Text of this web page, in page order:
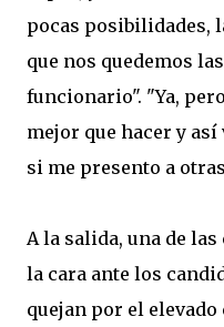
pocas posibilidades,
que nos quedemos
funcionario". "Ya,
mejor que hacer y
si me presento a
A la salida, una de
la cara ante los
quejan por el